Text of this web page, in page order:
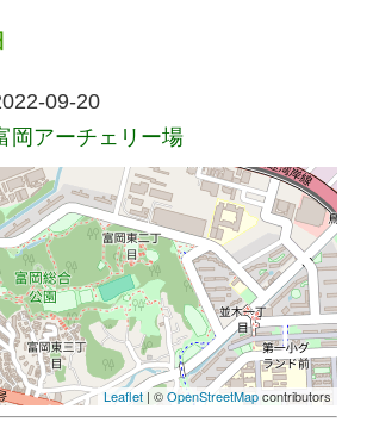
09-20
岡アーチェリー場
Leaflet | ©OpenStreetMapcontributors